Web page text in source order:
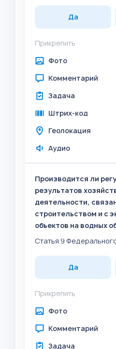
Да
Прикрепить
Фото
Комментарий
Задача
Штрих-код
Геолокация
Аудио
Производится ли
результатов
деятельности,
строительством и с
объектов на водных
Статья 9
Да
Прикрепить
Фото
Комментарий
Задача